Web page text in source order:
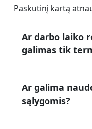
Paskutinį kartą
Ar darbo laiko
galimas tik
Ar galima
sąlygomis?